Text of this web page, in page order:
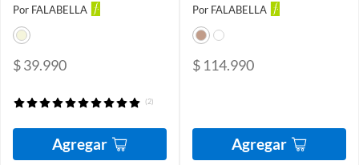
Por FALABELLA
$ 39.990
(2)
Agregar
Por FALABELLA
$ 114.990
Agregar